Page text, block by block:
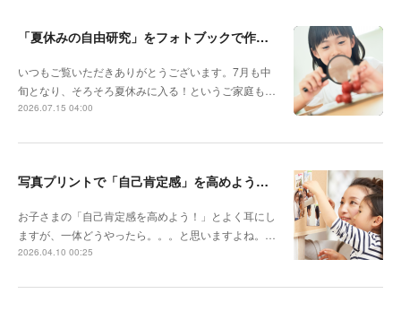
「夏休みの自由研究」をフォトブックで作ろう🔎
いつもご覧いただきありがとうございます。7月も中
旬となり、そろそろ夏休みに入る！というご家庭も…
2026.07.15 04:00
写真プリントで「自己肯定感」を高めよう！【ほめ写】のすすめ
お子さまの「自己肯定感を高めよう！」とよく耳にし
ますが、一体どうやったら。。。と思いますよね。…
2026.04.10 00:25